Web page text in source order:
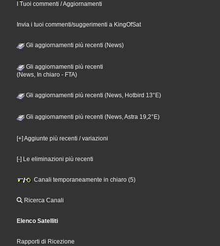
I Tuoi commenti / Aggiornamenti
Invia i tuoi commenti/suggerimenti a KingOfSat
Gli aggiornamenti più recenti (News)
Gli aggiornamenti più recenti
(News, In chiaro - FTA)
Gli aggiornamenti più recenti (News, Hotbird 13°E)
Gli aggiornamenti più recenti (News, Astra 19,2°E)
[+] Aggiunte più recenti / variazioni
[-] Le eliminazioni più recenti
Canali temporaneamente in chiaro (5)
Ricerca Canali
Elenco Satelliti
Rapporti di Ricezione